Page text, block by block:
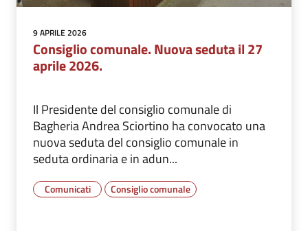
9 APRILE 2026
Consiglio comunale. Nuova seduta il 27
aprile 2026.
Il Presidente del consiglio comunale di
Bagheria Andrea Sciortino ha convocato una
nuova seduta del consiglio comunale in
seduta ordinaria e in adun...
Comunicati Consiglio comunale